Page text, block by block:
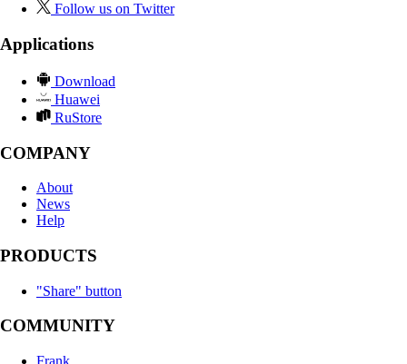
Follow us on Twitter
Applications
Download
Huawei
RuStore
COMPANY
About
News
Help
PRODUCTS
"Share" button
COMMUNITY